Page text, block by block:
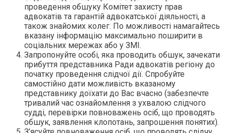
проведення обшуку Комітет захисту прав
адвокатів та гарантій адвокатської діяльності, а
також знайомих колег. По можливості намагайтесь
вказану інформацію максимально поширити в
соціальних мережах або у ЗМІ.
Запропонуйте особі, яка проводить обшук, зачекати
прибуття представника Ради адвокатів регіону до
початку проведення слідчої дії. Cпробуйте
самостійно дати можливість вказаному
представнику доїхати до Вас вчасно (забезпечте
тривалий час ознайомлення з ухвалою слідчого
судді, перевірки повноважень осіб, що проводять
обшук, заявлення клопотань, запрошення понятих).